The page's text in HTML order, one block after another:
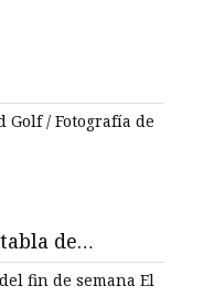
de
fin de semana El